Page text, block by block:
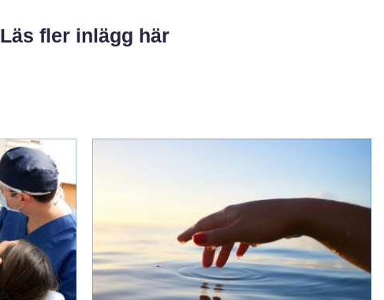
Läs fler inlägg här